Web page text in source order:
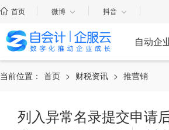
首页 微博 抖音
自动企
当前位置： 首页 > 财税资讯 > 推营销
列入异常名录提交申请